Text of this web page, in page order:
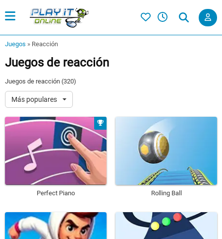
Juegos » Reacción
Juegos de reacción
Juegos de reacción (320)
Más populares
Perfect Piano Rolling Ball